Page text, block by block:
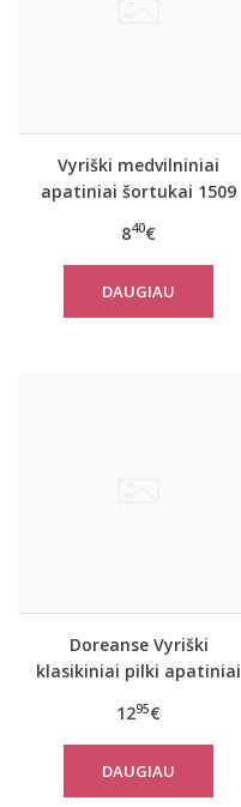
Vyriški medvilniniai
apatiniai šortukai 1509
840€
DAUGIAU
Doreanse Vyriški
klasikiniai pilki apatiniai
1295€
DAUGIAU